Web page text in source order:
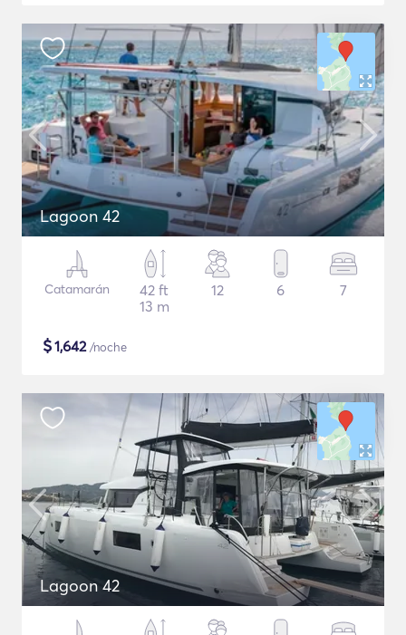
Lagoon 42
Catamarán
42 ft
13 m
12 6 7
$1,642/noche
Lagoon 42